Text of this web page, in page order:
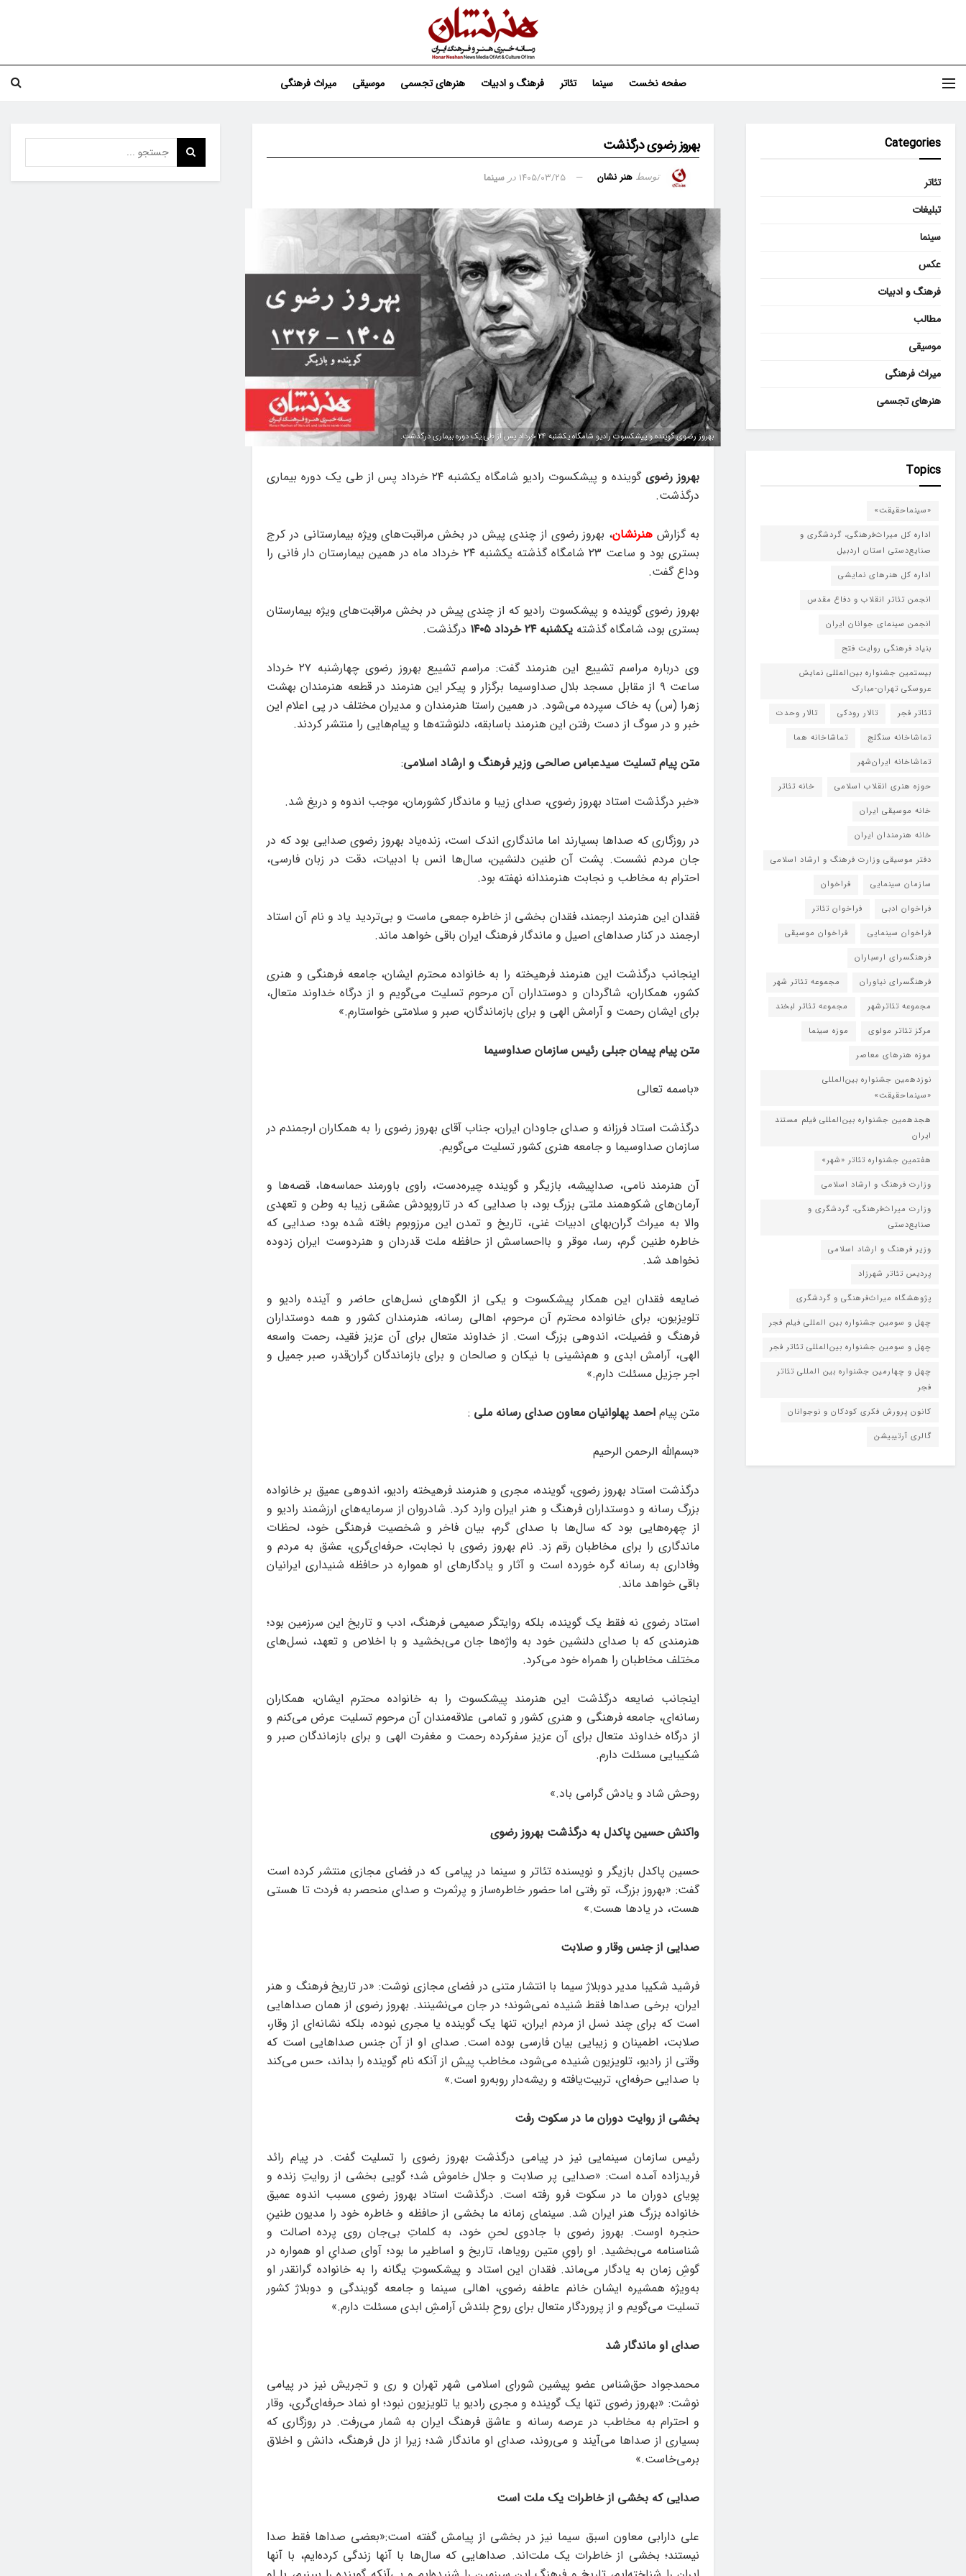
صفحه نخست سینما تئاتر فرهنگ و ادبیات هنرهای تجسمی موسیقی میراث فرهنگی
بهروز رضوی درگذشت
توسط هنر نشان ۱۴۰۵/۰۳/۲۵ در سینما
بهروز رضوی گوینده و پیشکسوت رادیو شامگاه یکشنبه ۲۴ خرداد پس از طی یک دوره بیماری درگذشت.
بهروز رضوی
گوینده و پیشکسوت رادیو شامگاه یکشنبه ۲۴ خرداد پس از طی یک دوره بیماری
درگذشت.
به گزارش هنرنشان، بهروز رضوی از چندی پیش در بخش مراقبت‌های ویژه بیمارستانی در کرج
بستری بود و ساعت ۲۳ شامگاه گذشته یکشنبه ۲۴ خرداد ماه در همین بیمارستان دار فانی را
وداع گفت.
بهروز رضوی گوینده و پیشکسوت رادیو که از چندی پیش در بخش مراقبت‌های ویژه بیمارستان
بستری بود، شامگاه گذشته یکشنبه ۲۴ خرداد ۱۴۰۵ درگذشت.
وی درباره مراسم تشییع این هنرمند گفت: مراسم تشییع بهروز رضوی چهارشنبه ۲۷ خرداد
ساعت ۹ از مقابل مسجد بلال صداوسیما برگزار و پیکر این هنرمند در قطعه هنرمندان بهشت
زهرا (س) به خاک سپرده می‌شود. در همین راستا هنرمندان و مدیران مختلف در پی اعلام این
خبر و در سوگ از دست رفتن این هنرمند باسابقه، دلنوشته‌ها و پیام‌هایی را منتشر کردند.
متن پیام تسلیت سیدعباس صالحی وزیر فرهنگ و ارشاد اسلامی:
«خبر درگذشت استاد بهروز رضوی، صدای زیبا و ماندگار کشورمان، موجب اندوه و دریغ شد.
در روزگاری که صداها بسیارند اما ماندگاری اندک است، زنده‌یاد بهروز رضوی صدایی بود که در
جان مردم نشست. پشت آن طنین دلنشین، سال‌ها انس با ادبیات، دقت در زبان فارسی،
احترام به مخاطب و نجابت هنرمندانه نهفته بود.
فقدان این هنرمند ارجمند، فقدان بخشی از خاطره جمعی ماست و بی‌تردید یاد و نام آن استاد
ارجمند در کنار صداهای اصیل و ماندگار فرهنگ ایران باقی خواهد ماند.
اینجانب درگذشت این هنرمند فرهیخته را به خانواده محترم ایشان، جامعه فرهنگی و هنری
کشور، همکاران، شاگردان و دوستداران آن مرحوم تسلیت می‌گویم و از درگاه خداوند متعال،
برای ایشان رحمت و آرامش الهی و برای بازماندگان، صبر و سلامتی خواستارم.»
متن پیام پیمان جبلی رئیس سازمان صداوسیما
«باسمه تعالی
درگذشت استاد فرزانه و صدای جاودان ایران، جناب آقای بهروز رضوی را به همکاران ارجمندم در
سازمان صداوسیما و جامعه هنری کشور تسلیت می‌گویم.
آن هنرمند نامی، صداپیشه، بازیگر و گوینده چیره‌دست، راوی باورمند حماسه‌ها، قصه‌ها و
آرمان‌های شکوهمند ملتی بزرگ بود، با صدایی که در تاروپودش عشقی زیبا به وطن و تعهدی
والا به میراث گران‌بهای ادبیات غنی، تاریخ و تمدن این مرزوبوم بافته شده بود؛ صدایی که
خاطره طنین گرم، رسا، موقر و بااحساسش از حافظه ملت قدردان و هنردوست ایران زدوده
نخواهد شد.
ضایعه فقدان این همکار پیشکسوت و یکی از الگوهای نسل‌های حاضر و آینده رادیو و
تلویزیون، برای خانواده محترم آن مرحوم، اهالی رسانه، هنرمندان کشور و همه دوستداران
فرهنگ و فضیلت، اندوهی بزرگ است. از خداوند متعال برای آن عزیز فقید، رحمت واسعه
الهی، آرامش ابدی و هم‌نشینی با نیکان و صالحان و برای بازماندگان گران‌قدر، صبر جمیل و
اجر جزیل مسئلت دارم.»
متن پیام احمد پهلوانیان معاون صدای رسانه ملی :
«بسم‌الله الرحمن الرحیم
درگذشت استاد بهروز رضوی، گوینده، مجری و هنرمند فرهیخته رادیو، اندوهی عمیق بر خانواده
بزرگ رسانه و دوستداران فرهنگ و هنر ایران وارد کرد. شادروان از سرمایه‌های ارزشمند رادیو و
از چهره‌هایی بود که سال‌ها با صدای گرم، بیان فاخر و شخصیت فرهنگی خود، لحظات
ماندگاری را برای مخاطبان رقم زد. نام بهروز رضوی با نجابت، حرفه‌ای‌گری، عشق به مردم و
وفاداری به رسانه گره خورده است و آثار و یادگارهای او همواره در حافظه شنیداری ایرانیان
باقی خواهد ماند.
استاد رضوی نه فقط یک گوینده، بلکه روایتگر صمیمی فرهنگ، ادب و تاریخ این سرزمین بود؛
هنرمندی که با صدای دلنشین خود به واژه‌ها جان می‌بخشید و با اخلاص و تعهد، نسل‌های
مختلف مخاطبان را همراه خود می‌کرد.
اینجانب ضایعه درگذشت این هنرمند پیشکسوت را به خانواده محترم ایشان، همکاران
رسانه‌ای، جامعه فرهنگی و هنری کشور و تمامی علاقه‌مندان آن مرحوم تسلیت عرض می‌کنم و
از درگاه خداوند متعال برای آن عزیز سفرکرده رحمت و مغفرت الهی و برای بازماندگان صبر و
شکیبایی مسئلت دارم.
روحش شاد و یادش گرامی باد.»
واکنش حسین پاکدل به درگذشت بهروز رضوی
حسین پاکدل بازیگر و نویسنده تئاتر و سینما در پیامی که در فضای مجازی منتشر کرده است
گفت: «بهروز بزرگ، تو رفتی اما حضور خاطره‌ساز و پرثمرت و صدای منحصر به فردت تا هستی
هست، در یادها هست.»
صدایی از جنس وقار و صلابت
فرشید شکیبا مدیر دوبلاژ سیما با انتشار متنی در فضای مجازی نوشت: «در تاریخ فرهنگ و هنر
ایران، برخی صداها فقط شنیده نمی‌شوند؛ در جان می‌نشینند. بهروز رضوی از همان صداهایی
است که برای چند نسل از مردم ایران، تنها یک گوینده یا مجری نبوده، بلکه نشانه‌ای از وقار،
صلابت، اطمینان و زیبایی بیان فارسی بوده است. صدای او از آن جنس صداهایی است که
وقتی از رادیو، تلویزیون شنیده می‌شود، مخاطب پیش از آنکه نام گوینده را بداند، حس می‌کند
با صدایی حرفه‌ای، تربیت‌یافته و ریشه‌دار روبه‌رو است.»
بخشی از روایت دوران ما در سکوت رفت
رئیس سازمان سینمایی نیز در پیامی درگذشت بهروز رضوی را تسلیت گفت. در پیام رائد
فریدزاده آمده است: «صدایی پر صلابت و جلال خاموش شد؛ گویی بخشی از روایتِ زنده و
پویای دوران ما در سکوت فرو رفته است. درگذشت استاد بهروز رضوی مسبب اندوه عمیق
خانواده‌ بزرگ هنر ایران شد. سینمای زمانه ما بخشی از حافظه و خاطره خود را مدیون طنینِ
حنجره‌ اوست. بهروز رضوی با جادوی لحنِ خود، به کلماتِ بی‌جان روی پرده اصالت و
شناسنامه می‌بخشید. او راویِ متین رویاها، تاریخ و اساطیر ما بود؛ آوای صدایِ او همواره در
گوشِ زمان به یادگار می‌ماند. فقدان این استاد و پیشکسوتِ یگانه را به خانواده‌ گرانقدر او
به‌ویژه همشیره ایشان خانم عاطفه رضوی، اهالی سینما و جامعه‌ گویندگی و دوبلاژ کشور
تسلیت می‌گویم و از پروردگار متعال برای روحِ بلندش آرامشِ ابدی مسئلت دارم.»
صدای او ماندگار شد
محمدجواد حق‌شناس عضو پیشین شورای اسلامی شهر تهران و ری و تجریش نیز در پیامی
نوشت: «بهروز رضوی تنها یک گوینده و مجری رادیو یا تلویزیون نبود؛ او نماد حرفه‌ای‌گری، وقار
و احترام به مخاطب در عرصه رسانه و عاشق فرهنگ ایران به شمار می‌رفت. در روزگاری که
بسیاری از صداها می‌آیند و می‌روند، صدای او ماندگار شد؛ زیرا از دل فرهنگ، دانش و اخلاق
برمی‌خاست.»
صدایی که بخشی از خاطرات یک ملت است
علی دارابی معاون اسبق سیما نیز در بخشی از پیامش گفته است:«بعضی صداها فقط صدا
نیستند؛ بخشی از خاطرات یک ملت‌اند. صداهایی که سال‌ها با آنها زندگی کرده‌ایم، با آنها
Categories
تئاتر
تبلیغات
سینما
عکس
فرهنگ و ادبیات
مطالب
موسیقی
میراث فرهنگی
هنرهای تجسمی
Topics
«سینماحقیقت»
اداره کل میراث‌فرهنگی، گردشگری و
صنایع‌دستی استان اردبیل
اداره کل هنرهای نمایشی
انجمن تئاتر انقلاب و دفاع مقدس
انجمن سینمای جوانان ایران
بنیاد فرهنگی روایت فتح
بیستمین جشنواره بین‌المللی نمایش
عروسکی تهران-مبارک
تئاتر فجر
تالار رودکی
تالار وحدت
تماشاخانه سنگلج
تماشاخانه هما
تماشاخانه‌ ایران‌شهر
حوزه هنری انقلاب اسلامی
خانه تئاتر
خانه موسیقی ایران
خانه هنرمندان ایران
دفتر موسیقی وزارت فرهنگ و ارشاد اسلامی
سازمان سینمایی
فراخوان
فراخوان ادبی
فراخوان تئاتر
فراخوان سینمایی
فراخوان موسیقی
فرهنگسرای ارسباران
فرهنگسرای نیاوران
مجموعه تئاتر شهر
مجموعه تئاترشهر
مجموعه تئاتر لبخند
مرکز تئاتر مولوی
موزه سینما
موزه هنرهای معاصر
نوزدهمین جشنواره بین‌المللی
«سینماحقیقت»
هجدهمین جشنواره بین‌المللی فیلم مستند
ایران
هفتمین جشنواره تئاتر «شهر»
وزارت فرهنگ و ارشاد اسلامی
وزارت میراث‌فرهنگی، گردشگری و
صنایع‌دستی
وزیر فرهنگ و ارشاد اسلامی
پردیس تئاتر شهرزاد
پژوهشگاه میراث‌فرهنگی و گردشگری
چهل و سومین جشنواره بین المللی فیلم فجر
چهل و سومین جشنواره بین‌المللی تئاتر فجر
چهل و چهارمین جشنواره بین المللی تئاتر
فجر
کانون پرورش فکری کودکان و نوجوانان
گالری آرتیبیشن